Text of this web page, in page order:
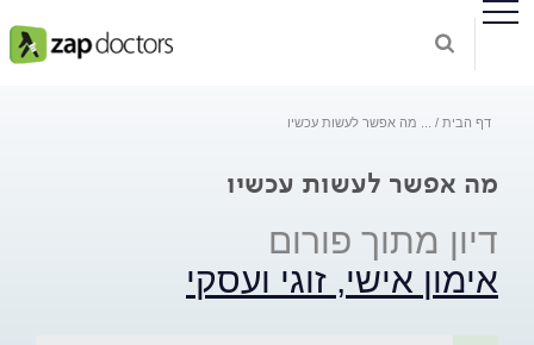
דף הבית מה אפשר לעשות עכשיו
מה אפשר לעשות עכשיו
דיון מתוך פורום
אימון אישי, זוגי ועסקי